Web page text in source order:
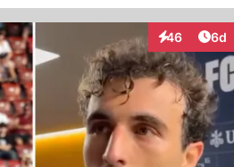
46
Interaktionen
6d